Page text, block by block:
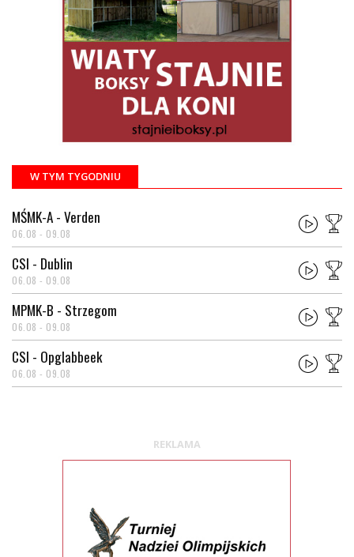
W TYM TYGODNIU
MŚMK-A - Verden
06.08 - 09.08
CSI - Dublin
06.08 - 09.08
MPMK-B - Strzegom
06.08 - 09.08
CSI - Opglabbeek
06.08 - 09.08
REKLAMA